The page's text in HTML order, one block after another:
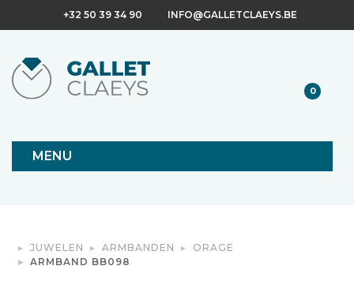
+32 50 39 34 90 INFO@GALLETCLAEYS.BE
0
MENU
JUWELEN ARMBANDEN
ORAGE
ARMBAND BB098